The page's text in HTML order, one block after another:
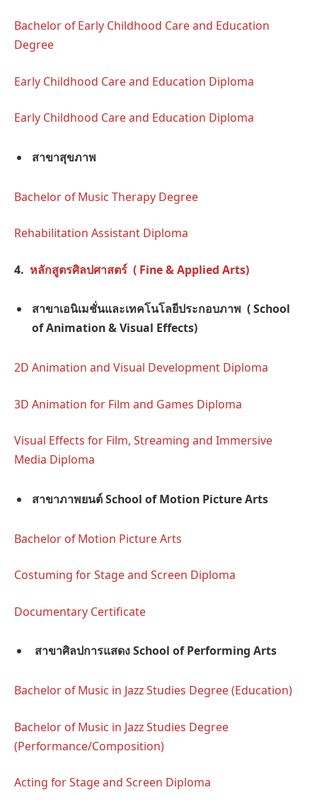
Bachelor of Early Childhood Care and Education
Degree
Early Childhood Care and Education Diploma
Early Childhood Care and Education Diploma
สาขาสุขภาพ
Bachelor of Music Therapy Degree
Rehabilitation Assistant Diploma
4. หลักสูตรศิลปศาสตร์ ( Fine & Applied Arts)
สาขาเอนิเมชั่นและเทคโนโลยีประกอบภาพ ( School
of Animation & Visual Effects)
2D Animation and Visual Development Diploma
3D Animation for Film and Games Diploma
Visual Effects for Film, Streaming and Immersive
Media Diploma
สาขาภาพยนต์ School of Motion Picture Arts
Bachelor of Motion Picture Arts
Costuming for Stage and Screen Diploma
Documentary Certificate
สาขาศิลปการแสดงSchool of Performing Arts
Bachelor of Music in Jazz Studies Degree (Education)
Bachelor of Music in Jazz Studies Degree
(Performance/Composition)
Acting for Stage and Screen Diploma